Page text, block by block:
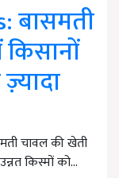
बासमती
चावल की खेती
किस्मों को…